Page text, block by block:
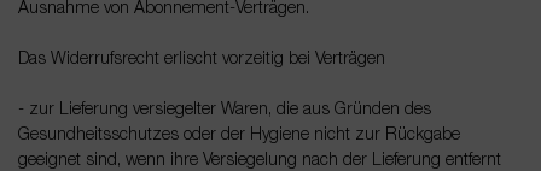
Ausnahme von Abonnement-Verträgen.
Das Widerrufsrecht erlischt vorzeitig bei Verträgen
- zur Lieferung versiegelter Waren, die aus Gründen des
Gesundheitsschutzes oder der Hygiene nicht zur Rückgabe
geeignet sind, wenn ihre Versiegelung nach der Lieferung entfernt